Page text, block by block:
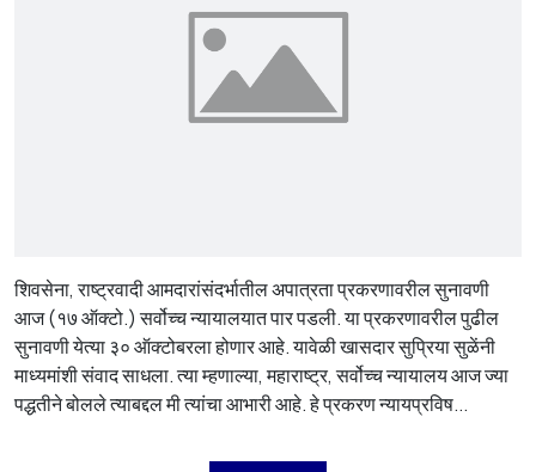
शिवसेना, राष्ट्रवादी आमदारांसंदर्भातील अपात्रता प्रकरणावरील सुनावणी
आज (१७ ऑक्टो.) सर्वोच्च न्यायालयात पार पडली. या प्रकरणावरील पुढील
सुनावणी येत्या ३० ऑक्टोबरला होणार आहे. यावेळी खासदार सुप्रिया सुळेंनी
माध्यमांशी संवाद साधला. त्या म्हणाल्या, महाराष्ट्र, सर्वोच्च न्यायालय आज ज्या
पद्धतीने बोलले त्याबद्दल मी त्यांचा आभारी आहे. हे प्रकरण न्यायप्रविष...